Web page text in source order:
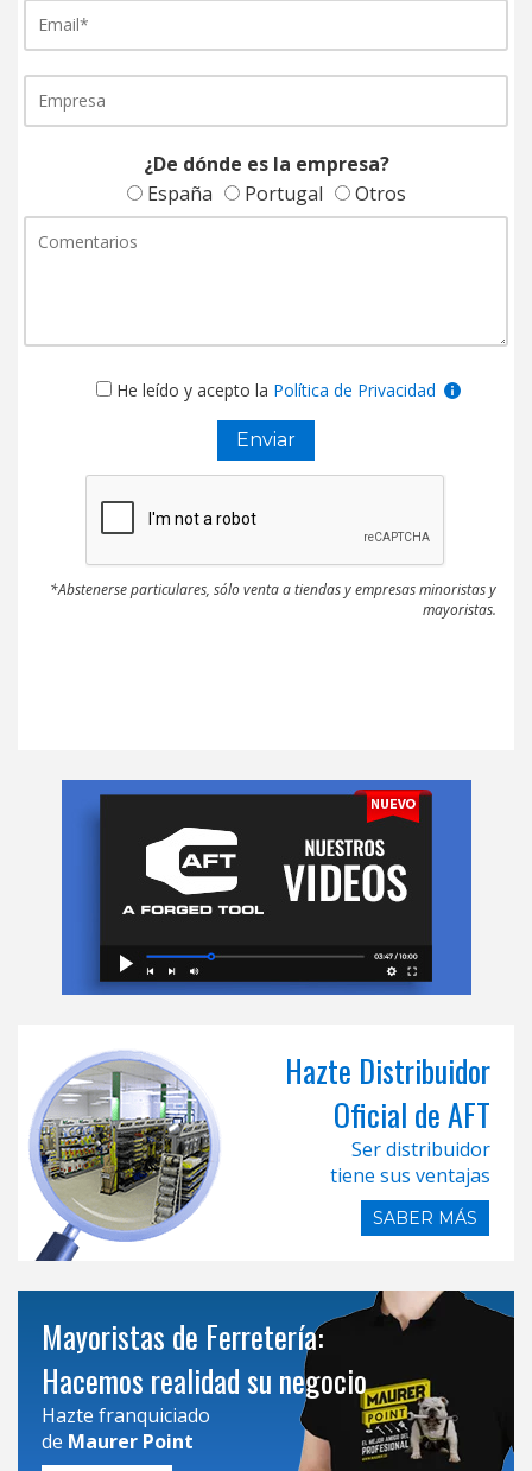
¿De dónde es la empresa?
España
Portugal Otros
He leído y acepto la Política de Privacidad
*Abstenerse particulares, sólo venta a tiendas y empresas minoristas y
mayoristas.
Hazte Distribuidor
Oficial de AFT
Ser distribuidor
tiene sus ventajas
SABER MÁS
Mayoristas de Ferretería:
Hacemos realidad su negocio
Hazte franquiciado
de Maurer Point